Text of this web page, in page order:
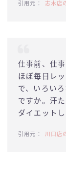
志木店
仕事前、仕
ほぼ毎日レ
で、いろい
ですか。汗
ダイエット
川口店